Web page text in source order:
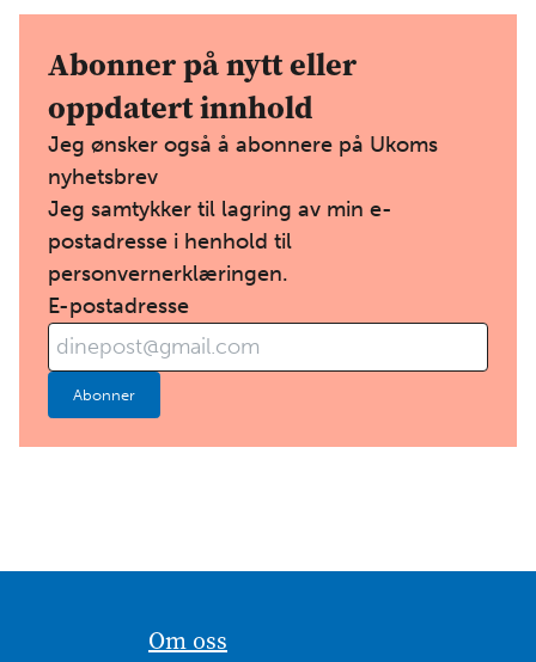
Abonner på nytt eller
oppdatert innhold
Jeg ønsker også å abonnere på Ukoms
nyhetsbrev
Jeg samtykker til lagring av min e-
postadresse i henhold til
personvernerklæringen.
E-postadresse
Om oss